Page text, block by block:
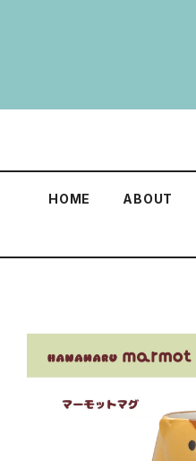
HOME ABOUT